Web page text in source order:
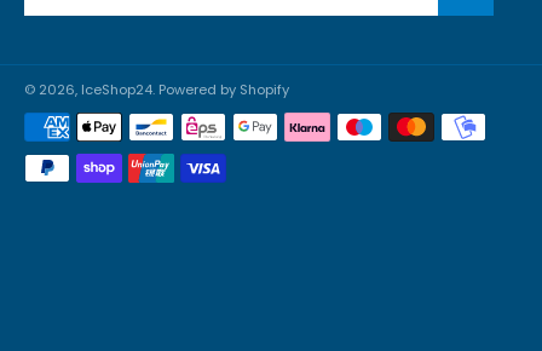
© 2026, IceShop24. Powered by Shopify
Zahlungsmethoden